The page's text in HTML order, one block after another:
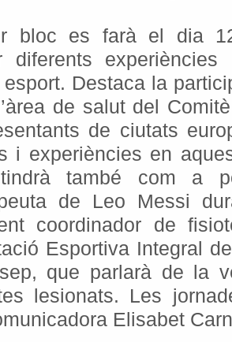
bloc es farà el dia
diferents
Destaca la
de salut del
de ciutats
i experiències en
també com a
de Leo Messi
coordinador de
Esportiva Integral
que parlarà de la
lesionats. Les
Elisabet